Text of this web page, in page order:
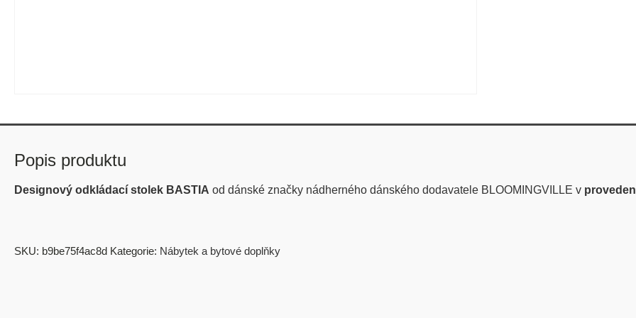
Popis produktu
Designový odkládací stolek BASTIA od dánské značky nádherného dánského dodavatele BLOOMINGVILLE v
SKU: b9be75f4ac8d Kategorie: Nábytek a bytové doplňky